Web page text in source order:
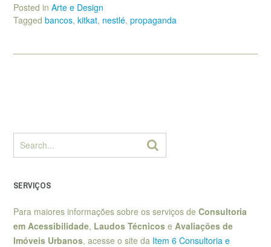
Posted in Arte e Design
Tagged bancos, kitkat, nestlé, propaganda
SERVIÇOS
Para maiores informações sobre os serviços de Consultoria
em Acessibilidade, Laudos Técnicos e Avaliações de
Imóveis Urbanos, acesse o site da Item 6 Consultoria e